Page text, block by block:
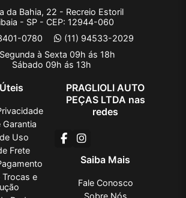
da Bahia, 22 - Recreio Estoril
- SP - CEP: 12944-060
0780
(11) 94533-2029
à Sexta 09h ás 18h
Sábado 09h ás 13h
Garantia
Uso
Frete
Trocas e
PRAGLIOLI AUTO
PEÇAS LTDA nas
redes
Saiba Mais
Fale Conosco